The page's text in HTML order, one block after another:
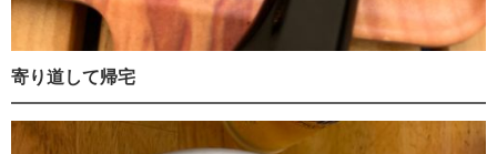
寄り道して帰宅